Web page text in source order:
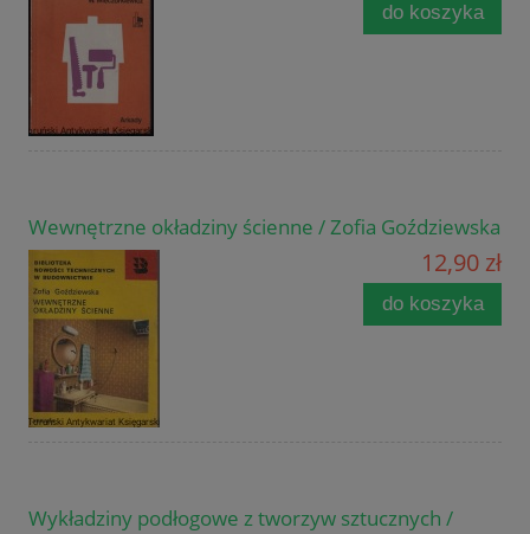
do koszyka
Wewnętrzne okładziny ścienne / Zofia Goździewska
12,90 zł
do koszyka
Wykładziny podłogowe z tworzyw sztucznych /